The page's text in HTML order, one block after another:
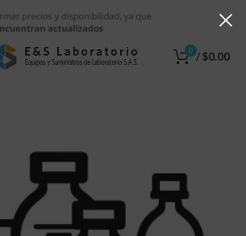
0 /$0.00